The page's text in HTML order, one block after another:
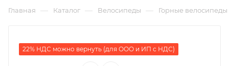
Главная — Каталог — Велосипеды — Горные велосипеды
22% НДС можно вернуть (для ООО и ИП с НДС)